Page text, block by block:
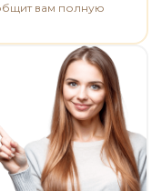
вам полную